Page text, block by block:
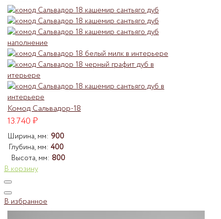
Комод Сальвадор-18
13.740₽
Ширина, мм: 900
Глубина, мм: 400
Высота, мм: 800
В корзину
В избранное